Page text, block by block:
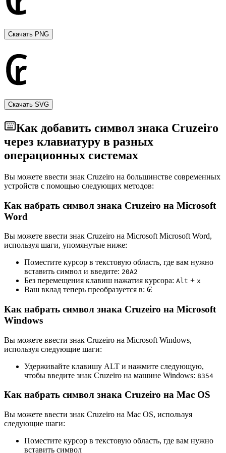
Скачать PNG
Скачать SVG
Как добавить символ знака Cruzeiro
через клавиатуру в разных
операционных системах
Вы можете ввести знак Cruzeiro на большинстве современных
устройств с помощью следующих методов:
Как набрать символ знака Cruzeiro на Microsoft
Word
Вы можете ввести знак Cruzeiro на Microsoft Microsoft Word,
используя шаги, упомянутые ниже:
Поместите курсор в текстовую область, где вам нужно
вставить символ и введите: 20A2
Без перемещения клавиш нажатия курсора: Alt + x
Ваш вклад теперь преобразуется в: ₢
Как набрать символ знака Cruzeiro на Microsoft
Windows
Вы можете ввести знак Cruzeiro на Microsoft Windows,
используя следующие шаги:
Удерживайте клавишу ALT и нажмите следующую,
чтобы введите знак Cruzeiro на машине Windows: 8354
Как набрать символ знака Cruzeiro на Mac OS
Вы можете ввести знак Cruzeiro на Mac OS, используя
следующие шаги:
Поместите курсор в текстовую область, где вам нужно
вставить символ